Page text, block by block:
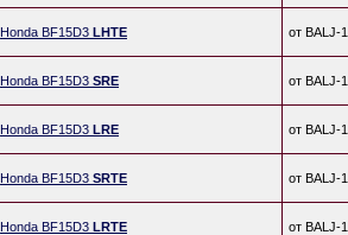
Honda BF15D3 LHTE от BALJ-
Honda BF15D3 SRE от BALJ-
Honda BF15D3 LRE от BALJ-
Honda BF15D3 SRTE от BALJ-
Honda BF15D3 LRTE от BALJ-